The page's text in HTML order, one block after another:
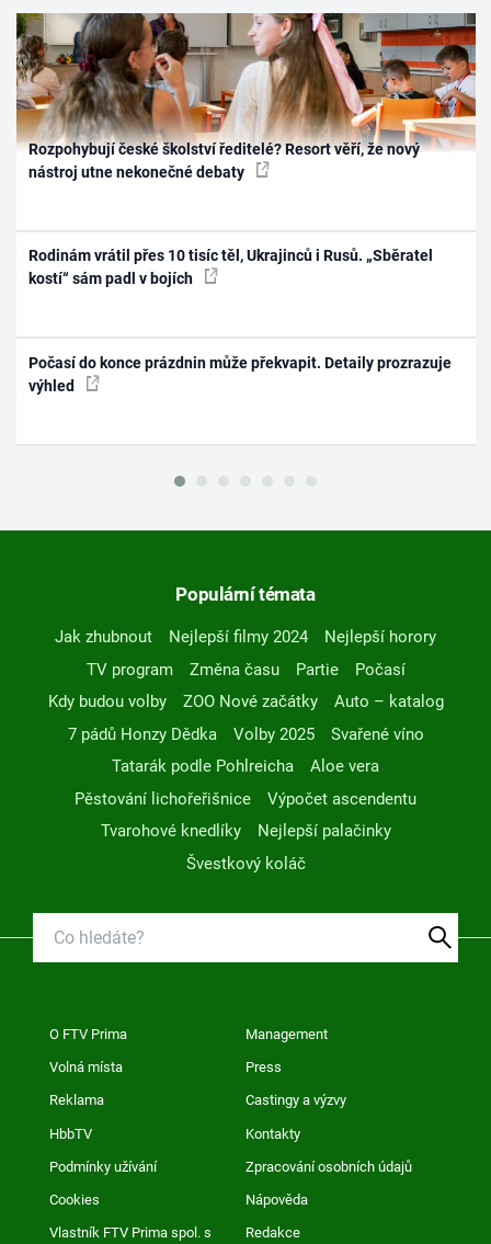
Rozpohybují české školství ředitelé? Resort věří, že nový
nástroj utne nekonečné debaty
Rodinám vrátil přes 10 tisíc těl, Ukrajinců i Rusů. „Sběratel
kostí“ sám padl v bojích
Počasí do konce prázdnin může překvapit. Detaily prozrazuje
výhled
Populární témata
Jak zhubnout Nejlepší filmy 2024
Nejlepší horory
TV program
Změna času Partie
Počasí
Kdy budou volby
ZOO Nové začátky
Auto – katalog
7 pádů Honzy Dědka
Volby 2025
Svařené víno
Tatarák podle Pohlreicha
Aloe vera
Pěstování lichořeřišnice
Výpočet ascendentu
Tvarohové knedlíky
Nejlepší palačinky
Švestkový koláč
O FTV Prima Management
Volná místa Press
Reklama Castingy a výzvy
HbbTV Kontakty
Podmínky užívání Zpracování osobních údajů
Cookies Nápověda
Vlastník FTV Prima spol. s Redakce